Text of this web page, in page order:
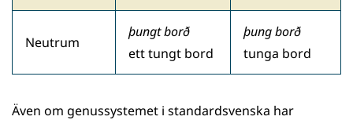
Neutrum
þungt borð
ett tungt bord
þung borð
tunga bord
Även om genussystemet i standardsvenska har